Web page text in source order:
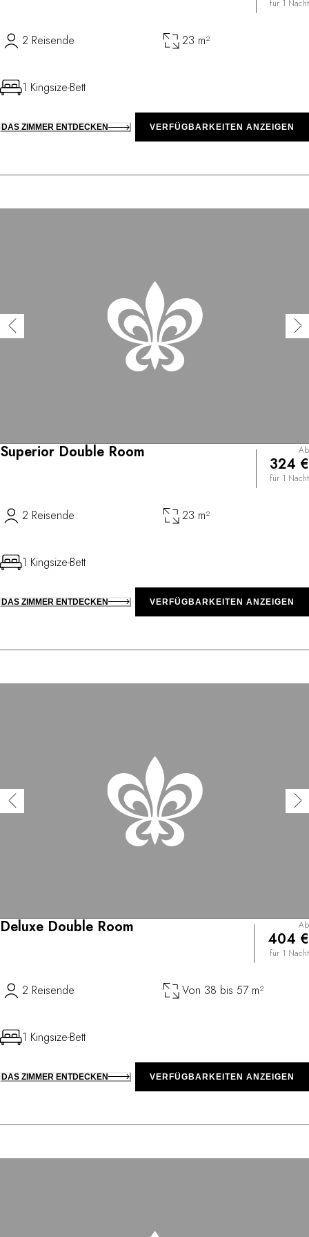
für 1 Nacht
2 Reisende 23 m²
1 Kingsize-Bett
DAS ZIMMER ENTDECKEN VERFÜGBARKEITEN ANZEIGEN
Superior Double Room Ab
324 €
für 1 Nacht
2 Reisende 23 m²
1 Kingsize-Bett
DAS ZIMMER ENTDECKEN VERFÜGBARKEITEN ANZEIGEN
Deluxe Double Room Ab
404 €
für 1 Nacht
2 Reisende Von 38 bis 57 m²
1 Kingsize-Bett
DAS ZIMMER ENTDECKEN VERFÜGBARKEITEN ANZEIGEN